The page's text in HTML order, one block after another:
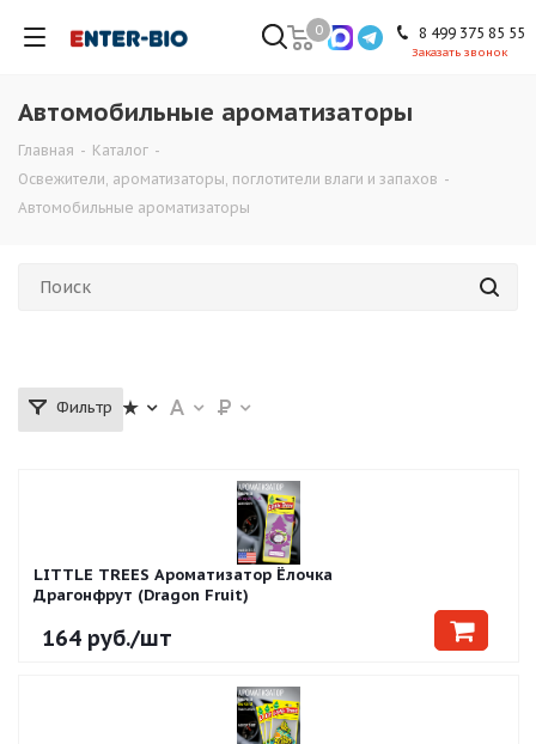
8 499 375 85 55
Заказать звонок
0
Автомобильные ароматизаторы
Главная - Каталог -
Освежители, ароматизаторы, поглотители влаги и запахов -
Автомобильные ароматизаторы
Фильтр
LITTLE TREES Ароматизатор Ёлочка
Драгонфрут (Dragon Fruit)
164 руб./шт